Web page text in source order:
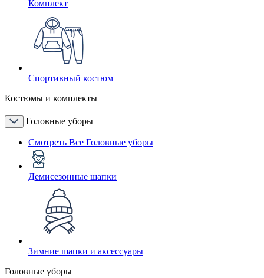
Комплект
Спортивный костюм
Костюмы и комплекты
Головные уборы
Смотреть Все Головные уборы
Демисезонные шапки
Зимние шапки и аксессуары
Головные уборы